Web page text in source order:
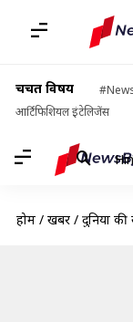
चर्चित विषय
आर्टिफिशियल इंटेलिजेंस
होम / खबरें / दुनिया